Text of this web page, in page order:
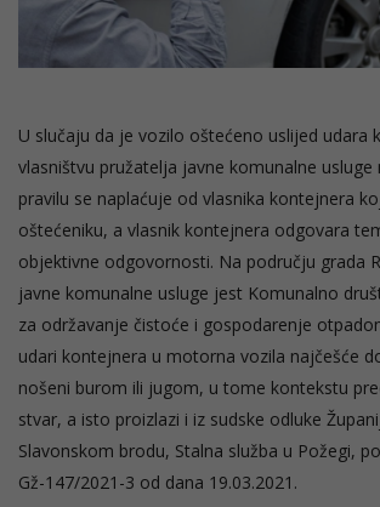
U slučaju da je vozilo oštećeno uslijed udara
vlasništvu pružatelja javne komunalne
pravilu se naplaćuje od vlasnika kontejnera
oštećeniku, a vlasnik kontejnera odgovara
objektivne odgovornosti. Na području grada
javne komunalne usluge jest Komunalno
za održavanje čistoće i gospodarenje
udari kontejnera u motorna vozila najčešće
nošeni burom ili jugom, u tome kontekstu
stvar, a isto proizlazi i iz sudske odluke
Slavonskom brodu, Stalna služba u Požegi,
Gž-147/2021-3 od dana 19.03.2021.